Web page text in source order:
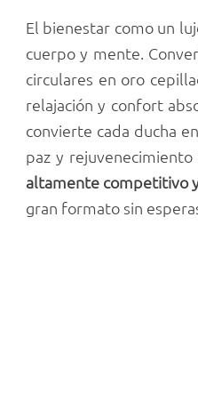
El bienestar como un
cuerpo y mente.
circulares en oro
relajación y confort
convierte cada ducha
paz y
altamente competitivo
gran formato sin